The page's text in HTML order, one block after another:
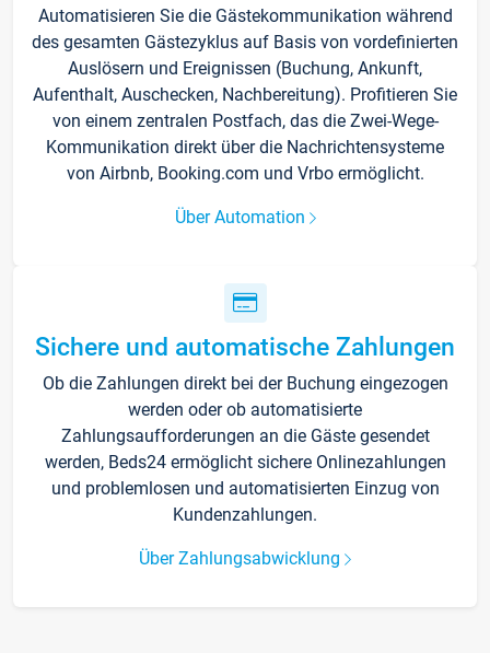
Automatisieren Sie die Gästekommunikation während
des gesamten Gästezyklus auf Basis von vordefinierten
Auslösern und Ereignissen (Buchung, Ankunft,
Aufenthalt, Auschecken, Nachbereitung). Profitieren Sie
von einem zentralen Postfach, das die Zwei-Wege-
Kommunikation direkt über die Nachrichtensysteme
von Airbnb, Booking.com und Vrbo ermöglicht.
Über Automation
Sichere und automatische Zahlungen
Ob die Zahlungen direkt bei der Buchung eingezogen
werden oder ob automatisierte
Zahlungsaufforderungen an die Gäste gesendet
werden, Beds24 ermöglicht sichere Onlinezahlungen
und problemlosen und automatisierten Einzug von
Kundenzahlungen.
Über Zahlungsabwicklung